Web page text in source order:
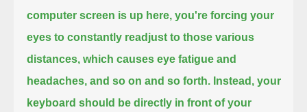
computer screen is up here, you're forcing your
eyes to constantly readjust to those various
distances, which causes eye fatigue and
headaches, and so on and so forth. Instead, your
keyboard should be directly in front of your